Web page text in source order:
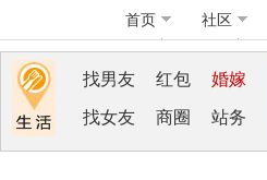
首页 社区
找男友 红包 婚嫁
找女友 商圈 站务